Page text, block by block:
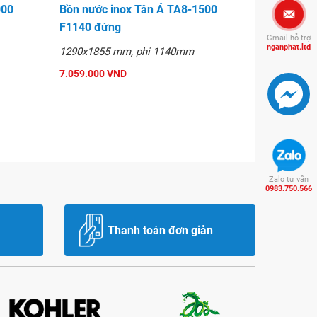
Bồn nước inox Tân Á TA8-1500
F1140 đứng
1290x1855 mm, phi 1140mm
7.059.000 VND
Thanh toán đơn giản
Gmail hỗ trợ
nganphat.ltd
Zalo tư vấn
0983.750.566